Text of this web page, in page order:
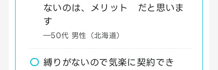
ないのは、メリット だと思いま
す
―50代 男性（北海道）
縛りがないので気楽に契約でき